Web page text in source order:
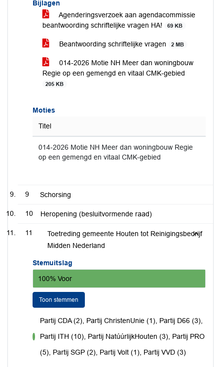
Bijlagen
Agenderingsverzoek aan agendacommissie
beantwoording schriftelijke vragen HA!
69 KB
Beantwoording schriftelijke vragen 2 MB
014-2026 Motie NH Meer dan woningbouw
Regie op een gemengd en vitaal CMK-gebied
205 KB
Moties
Titel
014-2026 Motie NH Meer dan woningbouw Regie
op een gemengd en vitaal CMK-gebied
9 Schorsing
10 Heropening (besluitvormende raad)
11
Toetreding gemeente Houten tot Reinigingsbedrijf
Midden Nederland
Stemuitslag
100% Voor
Toon stemmen
Partij CDA (2), Partij ChristenUnie (1), Partij D66 (3),
Partij ITH (10), Partij NatúúrlijkHouten (3), Partij PRO
(5), Partij SGP (2), Partij Volt (1), Partij VVD (3)